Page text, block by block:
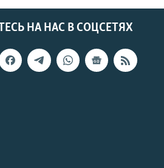
НА НАС В СОЦСЕТЯХ